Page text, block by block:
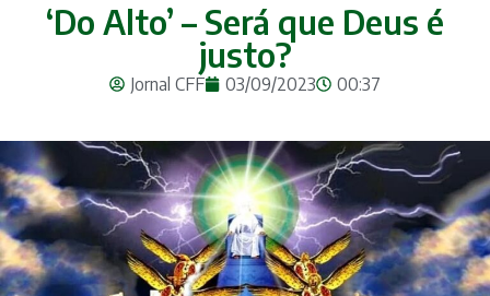
‘Do Alto’ – Será que Deus é
justo?
Jornal CFF 03/09/2023 00:37